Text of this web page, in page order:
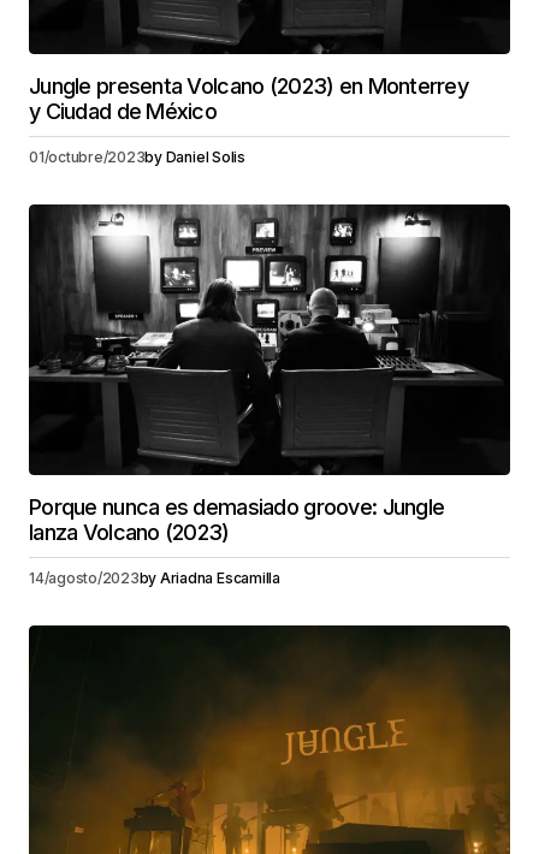
Jungle presenta Volcano (2023) en Monterrey
y Ciudad de México
01/octubre/2023by Daniel Solis
Porque nunca es demasiado groove: Jungle
lanza Volcano (2023)
14/agosto/2023by Ariadna Escamilla